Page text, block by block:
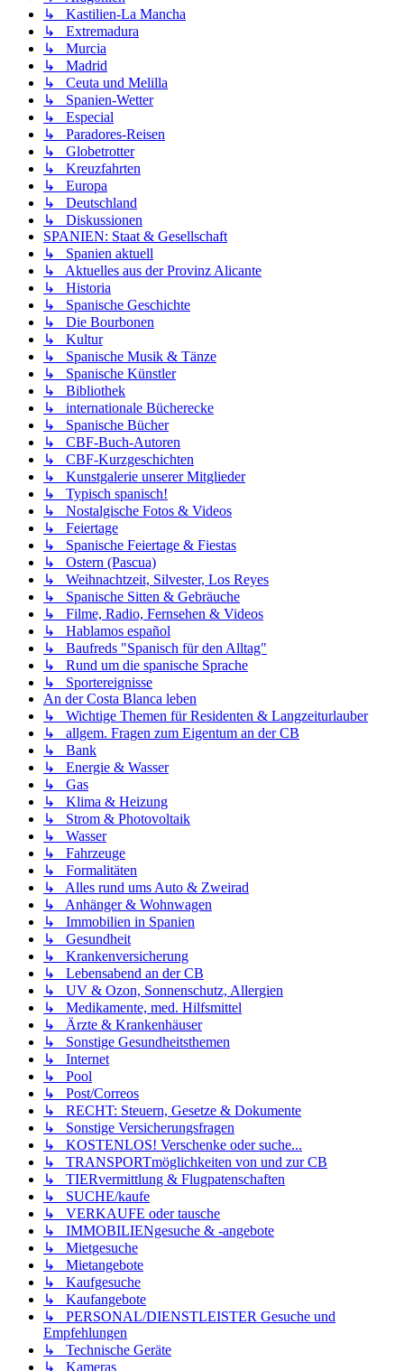
↳ Kastilien-La Mancha
↳ Extremadura
↳ Murcia
↳ Madrid
↳ Ceuta und Melilla
↳ Spanien-Wetter
↳ Especial
↳ Paradores-Reisen
↳ Globetrotter
↳ Kreuzfahrten
↳ Europa
↳ Deutschland
↳ Diskussionen
SPANIEN: Staat & Gesellschaft
↳ Spanien aktuell
↳ Aktuelles aus der Provinz Alicante
↳ Historia
↳ Spanische Geschichte
↳ Die Bourbonen
↳ Kultur
↳ Spanische Musik & Tänze
↳ Spanische Künstler
↳ Bibliothek
↳ internationale Bücherecke
↳ Spanische Bücher
↳ CBF-Buch-Autoren
↳ CBF-Kurzgeschichten
↳ Kunstgalerie unserer Mitglieder
↳ Typisch spanisch!
↳ Nostalgische Fotos & Videos
↳ Feiertage
↳ Spanische Feiertage & Fiestas
↳ Ostern (Pascua)
↳ Weihnachtzeit, Silvester, Los Reyes
↳ Spanische Sitten & Gebräuche
↳ Filme, Radio, Fernsehen & Videos
↳ Hablamos español
↳ Baufreds "Spanisch für den Alltag"
↳ Rund um die spanische Sprache
↳ Sportereignisse
An der Costa Blanca leben
↳ Wichtige Themen für Residenten & Langzeiturlauber
↳ allgem. Fragen zum Eigentum an der CB
↳ Bank
↳ Energie & Wasser
↳ Gas
↳ Klima & Heizung
↳ Strom & Photovoltaik
↳ Wasser
↳ Fahrzeuge
↳ Formalitäten
↳ Alles rund ums Auto & Zweirad
↳ Anhänger & Wohnwagen
↳ Immobilien in Spanien
↳ Gesundheit
↳ Krankenversicherung
↳ Lebensabend an der CB
↳ UV & Ozon, Sonnenschutz, Allergien
↳ Medikamente, med. Hilfsmittel
↳ Ärzte & Krankenhäuser
↳ Sonstige Gesundheitsthemen
↳ Internet
↳ Pool
↳ Post/Correos
↳ RECHT: Steuern, Gesetze & Dokumente
↳ Sonstige Versicherungsfragen
↳ KOSTENLOS! Verschenke oder suche...
↳ TRANSPORTmöglichkeiten von und zur CB
↳ TIERvermittlung & Flugpatenschaften
↳ SUCHE/kaufe
↳ VERKAUFE oder tausche
↳ IMMOBILIENgesuche & -angebote
↳ Mietgesuche
↳ Mietangebote
↳ Kaufgesuche
↳ Kaufangebote
↳ PERSONAL/DIENSTLEISTER Gesuche und
Empfehlungen
↳ Technische Geräte
↳ Kameras